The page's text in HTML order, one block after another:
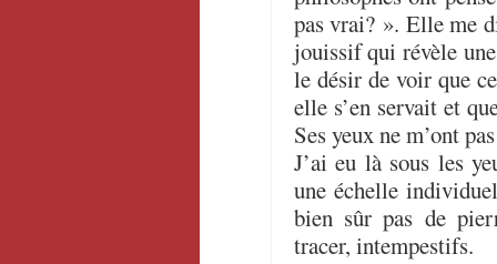
pas vrai? ». Elle me
jouissif qui révèle
le désir de voir que
elle s’en servait et
Ses yeux ne m’ont
J’ai eu là sous les
une échelle
bien sûr pas de
tracer, intempestifs.